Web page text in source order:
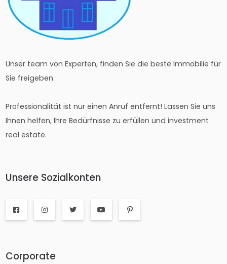
Unser team von Experten, finden Sie die beste Immobilie für
Sie freigeben.
Professionalität ist nur einen Anruf entfernt! Lassen Sie uns
Ihnen helfen, Ihre Bedürfnisse zu erfüllen und investment
real estate.
Unsere Sozialkonten
Corporate